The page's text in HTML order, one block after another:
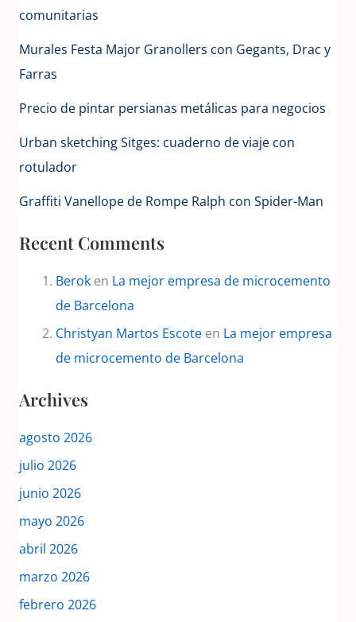
comunitarias
Murales Festa Major Granollers con Gegants, Drac y
Farras
Precio de pintar persianas metálicas para negocios
Urban sketching Sitges: cuaderno de viaje con
rotulador
Graffiti Vanellope de Rompe Ralph con Spider-Man
Recent Comments
Berok en La mejor empresa de microcemento
de Barcelona
Christyan Martos Escote en La mejor empresa
de microcemento de Barcelona
Archives
agosto 2026
julio 2026
junio 2026
mayo 2026
abril 2026
marzo 2026
febrero 2026